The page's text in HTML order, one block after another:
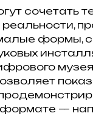
сочетать
формы,
—